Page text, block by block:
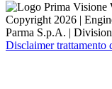
Copyright 2026 |
Parma S.p.A. |
Disclaimer trattamento